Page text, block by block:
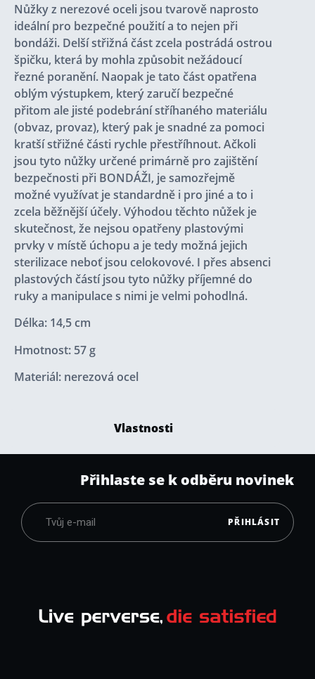
Vlastnosti
Nůžky z nerezové oceli jsou tvarově naprosto
ideální pro bezpečné použití a to nejen při
bondáži. Delší střižná část zcela postrádá ostrou
špičku, která by mohla způsobit nežádoucí
řezné poranění. Naopak je tato část opatřena
oblým výstupkem, který zaručí bezpečné
přitom ale jisté podebrání stříhaného materiálu
(obvaz, provaz), který pak je snadné za pomoci
kratší střižné části rychle přestříhnout. Ačkoli
jsou tyto nůžky určené primárně pro zajištění
bezpečnosti při BONDÁŽI, je samozřejmě
možné využívat je standardně i pro jiné a to i
zcela běžnější účely. Výhodou těchto nůžek je
skutečnost, že nejsou opatřeny plastovými
prvky v místě úchopu a je tedy možná jejich
sterilizace neboť jsou celokovové. I přes absenci
plastových částí jsou tyto nůžky příjemné do
ruky a manipulace s nimi je velmi pohodlná.
Délka: 14,5 cm
Hmotnost: 57 g
Materiál: nerezová ocel
Přihlaste se k odběru novinek
PŘIHLÁSIT